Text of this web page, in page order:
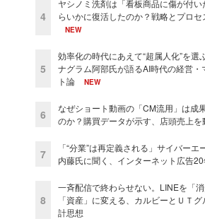
4
ヤシノミ洗剤は「看板商品に傷が付
らいかに復活したのか？戦略とプロセ
NEW
5
効率化の時代にあえて“超属人化”を
ナグラム阿部氏が語るAI時代の経営・
ト論
NEW
6
なぜショート動画の「CM流用」は成
のか？購買データが示す、店頭売上を
7
「“分業”は再定義される」サイバーエ
内藤氏に聞く、インターネット広告
8
一斉配信で終わらせない。LINEを「
「資産」に変える、カルビーとＵＴ
計思想